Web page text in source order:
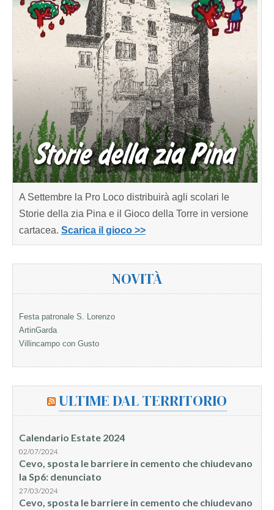
A Settembre la Pro Loco distribuirà agli scolari le
Storie della zia Pina e il Gioco della Torre in versione
cartacea. Scarica il gioco >>
NOVITÀ
Festa patronale S. Lorenzo
ArtinGarda
Villincampo con Gusto
ULTIME DAL TERRITORIO
Calendario Estate 2024
02/07/2024
Cevo, sposta le barriere in cemento che chiudevano
la Sp6: denunciato
27/03/2024
Cevo, sposta le barriere in cemento che chiudevano